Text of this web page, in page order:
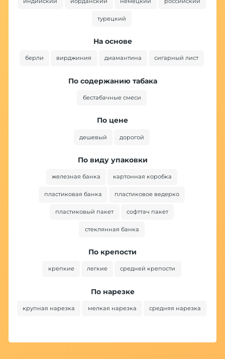
турецкий
На основе
берли вирджиния диамантина сигарный лист
По содержанию табака
бестабачные смеси
По цене
дешевый дорогой
По виду упаковки
железная банка картонная коробка
пластиковая банка пластиковое ведерко
пластиковый пакет софттач пакет
стеклянная банка
По крепости
крепкие легкие средней крепости
По нарезке
крупная нарезка мелкая нарезка средняя нарезка